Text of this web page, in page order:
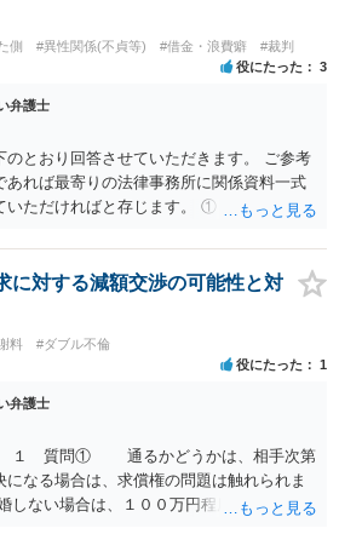
側 #異性関係(不貞等) #借金・浪費癖 #裁判
役にたった 3
弁護士
のとおり回答させていただきます。 ご参考
あれば最寄りの法律事務所に関係資料一式
いただければと存じます。 ① このLINEの
を含む１００万円の貸付に至るまでの
の内容等を踏まえて、関係を清算するため
る可能性はあると考えます。 ② 「今後一
か ⇒前後のやり取りや誓約書の具体的内容
断はできませんが、一定の証拠価値はある
っても、後から100万円を貸付扱いに変更
⇒おそらく１００万円は不当利得（受け
利益を取得した）として返還請求されてい
、 貸金返還ではないかと存じます。 ④ 私
金もなくリボ払い借金が既に約100万あり。
金に厳しい為、一括で220万円を支払う事は
に対する減額交渉の可能性と対
料 #ダブル不倫
役にたった 1
弁護士
。 １ 質問① 通るかどうかは、相手次第
なる場合は、求償権の問題は触れられま
ない場合は、１００万円程度となる可能